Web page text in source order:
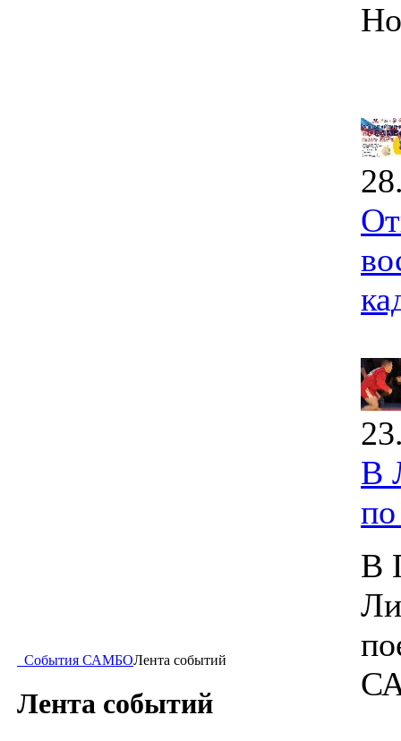
События САМБОЛента событий
Лента событий
В
В